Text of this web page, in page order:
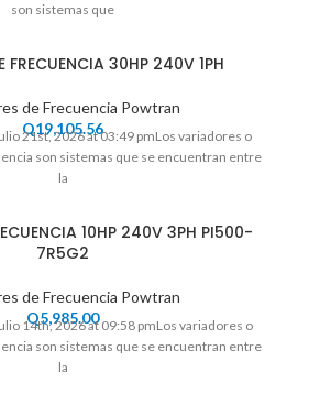
son sistemas que
FRECUENCIA 30HP 240V 1PH
de Frecuencia Powtran
Q19,105.56
21st, 2026 at 03:49 pmLos variadores o
son sistemas que se encuentran entre
la
10HP 240V 3PH PI500-
7R5G2
de Frecuencia Powtran
Q5,985.00
14th, 2026 at 09:58 pmLos variadores o
son sistemas que se encuentran entre
la